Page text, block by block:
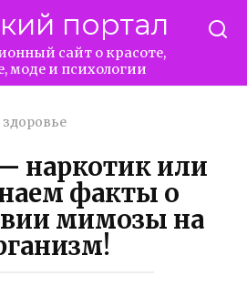
портал
сайт о красоте,
моде и психологии
здоровье
наркотик или
факты о
мимозы на